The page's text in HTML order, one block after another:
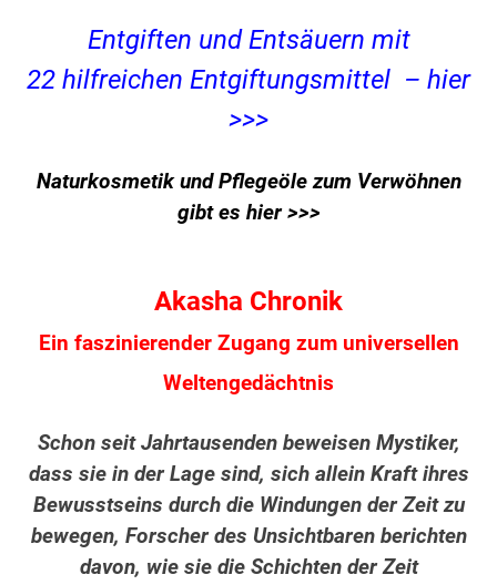
Entgiften und Entsäuern mit
22 hilfreichen Entgiftungsmittel – hier
>>>
Naturkosmetik und Pflegeöle zum Verwöhnen
gibt es hier >>>
Akasha Chronik
Ein faszinierender Zugang zum universellen
Weltengedächtnis
Schon seit Jahrtausenden beweisen Mystiker,
dass sie in der Lage sind, sich allein Kraft ihres
Bewusstseins durch die Windungen der Zeit zu
bewegen, Forscher des Unsichtbaren berichten
davon, wie sie die Schichten der Zeit